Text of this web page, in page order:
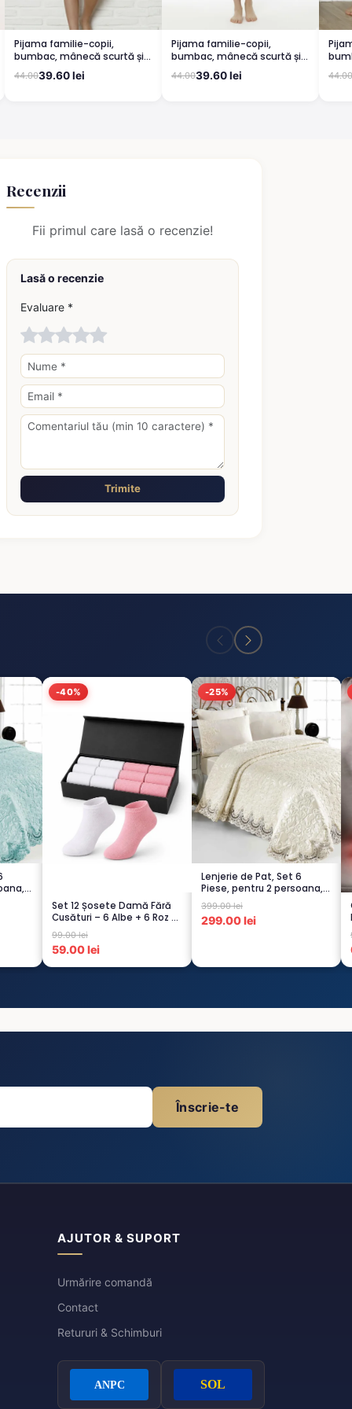
Pijama familie-copii,
bumbac, mânecă scurtă și
pantaloni 3/4, verde
44.0039.60 lei
Pijama familie-copii,
bumbac, mânecă scurtă și
pantaloni 3/4, verde
44.0039.60 lei 44.00
Recenzii
Fii primul care lasă o recenzie!
Lasă o recenzie
Evaluare *
Trimite
-40%
Set 12 Șosete Damă Fără
Cusături – 6 Albe + 6 Roz –
Scu...
99.00 lei
59.00 lei
-25%
Lenjerie de Pat, Set 6
Piese, pentru 2 persoana,
CREM-4...
399.00 lei
299.00 lei
Înscrie-te
AJUTOR & SUPORT
Urmărire comandă
Contact
Retururi & Schimburi